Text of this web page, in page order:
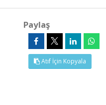
Paylaş
Atıf İçin Kopyala